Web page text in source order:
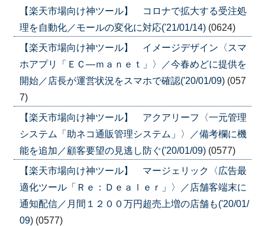
【楽天市場向け神ツール】 コロナで拡大する受注処
理を自動化／モールの変化に対応('21/01/14) (0624)
【楽天市場向け神ツール】 イメージデザイン〈スマ
ホアプリ「ＥＣ―ｍａｎｅｔ」〉／今春めどに提供を
開始／店長が運営状況をスマホで確認('20/01/09) (057
7)
【楽天市場向け神ツール】 アクアリーフ〈一元管理
システム「助ネコ通販管理システム」〉／備考欄に機
能を追加／顧客要望の見逃し防ぐ('20/01/09) (0577)
【楽天市場向け神ツール】 マージェリック〈広告最
適化ツール「Ｒｅ：Ｄｅａｌｅｒ」〉／店舗客端末に
通知配信／月間１２００万円超売上増の店舗も('20/01/
09) (0577)